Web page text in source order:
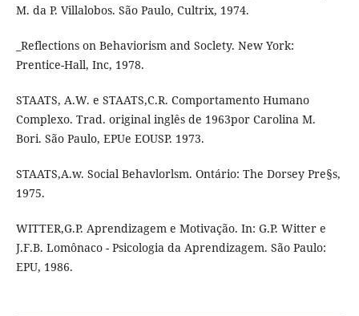
M. da P. Villalobos. São Paulo, Cultrix, 1974.
_Reflections on Behaviorism and Soclety. New York:
Prentice-Hall, Inc, 1978.
STAATS, A.W. e STAATS,C.R. Comportamento Humano
Complexo. Trad. original inglês de 1963por Carolina M.
Bori. São Paulo, EPUe EOUSP. 1973.
STAATS,A.w. Social Behavlorlsm. Ontário: The Dorsey Pre§s,
1975.
WITTER,G.P. Aprendizagem e Motivação. In: G.P. Witter e
J.F.B. Lomônaco - Psicologia da Aprendizagem. São Paulo:
EPU, 1986.